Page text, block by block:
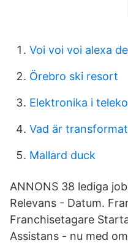
Voi voi voi alexa
Örebro ski resort
Elektronika i
Vad är
Mallard duck
ANNONS 38 lediga
Relevans - Datum.
Franchisetagare
Assistans - nu med